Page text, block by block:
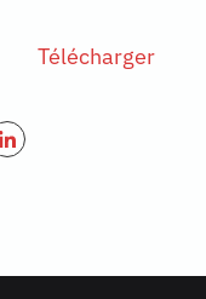
Télécharger